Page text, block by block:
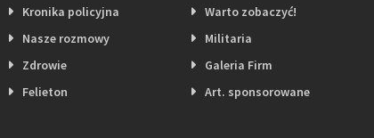
Kronika policyjna
Nasze rozmowy
Zdrowie
Felieton
Warto zobaczyć!
Militaria
Galeria Firm
Art. sponsorowane